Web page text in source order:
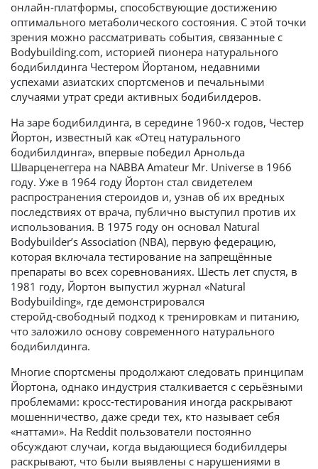
онлайн‑платформы, способствующие достижению
оптимального метаболического состояния. С этой точки
зрения можно рассматривать события, связанные с
Bodybuilding.com, историей пионера натурального
бодибилдинга Честером Йортаном, недавними
успехами азиатских спортсменов и печальными
случаями утрат среди активных бодибилдеров.
На заре бодибилдинга, в середине 1960‑х годов, Честер
Йортон, известный как «Отец натурального
бодибилдинга», впервые победил Арнольда
Шварценеггера на NABBA Amateur Mr. Universe в 1966
году. Уже в 1964 году Йортон стал свидетелем
распространения стероидов и, узнав об их вредных
последствиях от врача, публично выступил против их
использования. В 1975 году он основал Natural
Bodybuilder’s Association (NBA), первую федерацию,
которая включала тестирование на запрещённые
препараты во всех соревнованиях. Шесть лет спустя, в
1981 году, Йортон выпустил журнал «Natural
Bodybuilding», где демонстрировался
стеройд‑свободный подход к тренировкам и питанию,
что заложило основу современного натурального
бодибилдинга.
Многие спортсмены продолжают следовать принципам
Йортона, однако индустрия сталкивается с серьёзными
проблемами: кросс‑тестирования иногда раскрывают
мошенничество, даже среди тех, кто называет себя
«наттами». На Reddit пользователи постоянно
обсуждают случаи, когда выдающиеся бодибилдеры
раскрывают, что были выявлены с нарушениями в